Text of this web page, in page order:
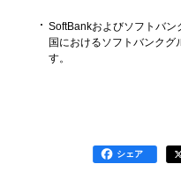
SoftBankおよびソフトバ
国におけるソフトバンクグ
す。
シェア